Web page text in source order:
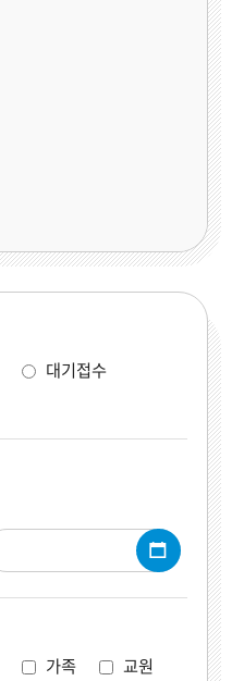
대기접수
가족 교원